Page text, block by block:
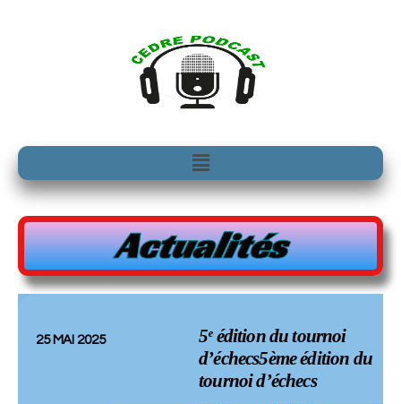
Menu
Actualités
25 MAI 2025
5ᵉ édition du tournoi
d’échecs5ème édition du
tournoi d’échecs